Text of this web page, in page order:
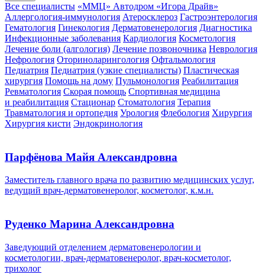
Все специалисты «ММЦ» Автодром «Игора Драйв»
Аллергология-иммунология Атеросклероз Гастроэнтерология
Гематология Гинекология Дерматовенерология Диагностика
Инфекционные заболевания Кардиология Косметология
Лечение боли (алгология) Лечение позвоночника Неврология
Нефрология Оториноларингология Офтальмология
Педиатрия Педиатрия (узкие специалисты) Пластическая
хирургия Помощь на дому Пульмонология Реабилитация
Ревматология Скорая помощь Спортивная медицина
и реабилитация Стационар Стоматология Терапия
Травматология и ортопедия Урология Флебология Хирургия
Хирургия кисти Эндокринология
Парфёнова Майя Александровна
Заместитель главного врача по развитию медицинских услуг,
ведущий врач-дерматовенеролог, косметолог, к.м.н.
Руденко Марина Александровна
Заведующий отделением дерматовенерологии и
косметологии, врач-дерматовенеролог, врач-косметолог,
трихолог